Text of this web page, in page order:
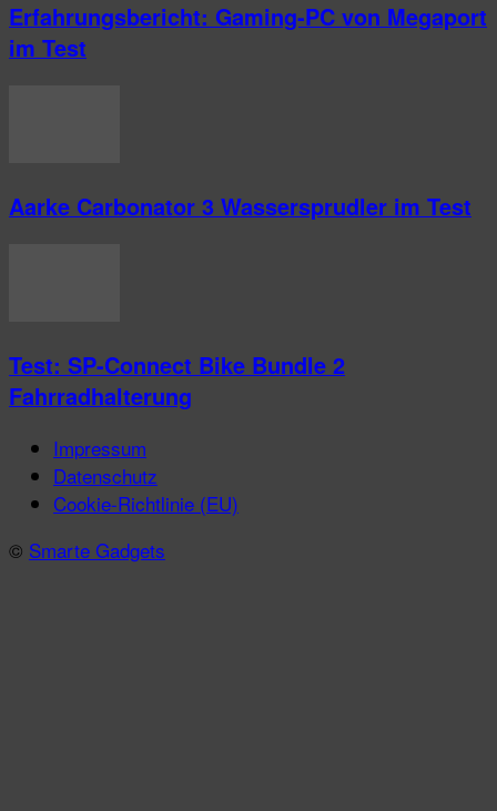
Erfahrungsbericht: Gaming-PC von Megaport
im Test
Aarke Carbonator 3 Wassersprudler im Test
Test: SP-Connect Bike Bundle 2
Fahrradhalterung
Impressum
Datenschutz
Cookie-Richtlinie (EU)
© Smarte Gadgets